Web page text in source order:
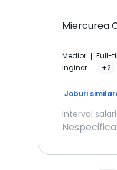
Miercurea
Medior
Full-
Inginer
+2
Joburi
Interval